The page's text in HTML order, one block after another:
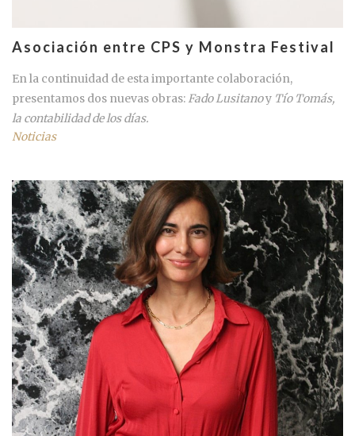
Asociación entre CPS y Monstra Festival
En la continuidad de esta importante colaboración,
presentamos dos nuevas obras: Fado Lusitanoy Tío Tomás,
la contabilidad de los días.
Noticias